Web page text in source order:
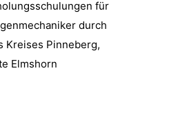
für
durch
Kreises Pinneberg,
Elmshorn